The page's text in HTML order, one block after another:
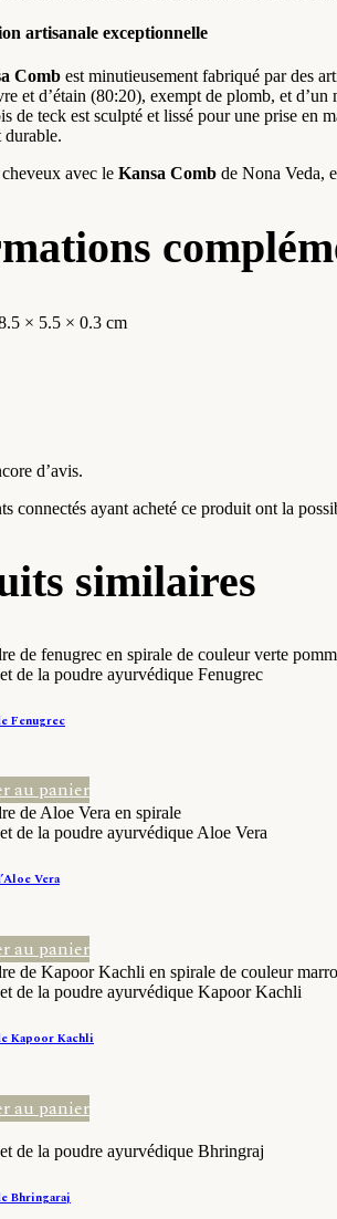
artisanale exceptionnelle
Comb est minutieusement fabriqué par des
et d’étain (80:20), exempt de plomb, et
de teck est sculpté et lissé pour une prise en
durable.
avec le Kansa Comb de Nona Veda,
× 5.5 × 0.3 cm
d’avis.
connectés ayant acheté ce produit ont la
similaires
Fenugrec
au panier
Vera
au panier
Kapoor Kachli
au panier
Bhringaraj